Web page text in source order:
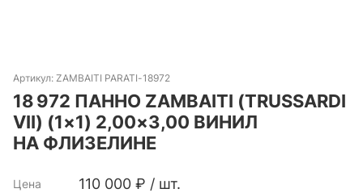
Артикул: ZAMBAITI PARATI-18972
18 972 ПАННО ZAMBAITI (TRUSSARDI
VII) (1×1) 2,00×3,00 ВИНИЛ
НА ФЛИЗЕЛИНЕ
Цена 110 000 ₽ / шт.